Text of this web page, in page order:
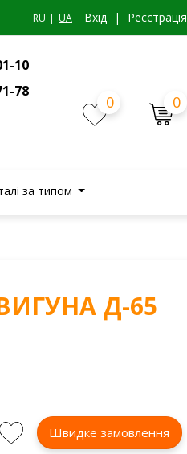
RU UA Вхiд | Реєстрація
10
78
0 0
за типом
Д-65
Швидке замовлення